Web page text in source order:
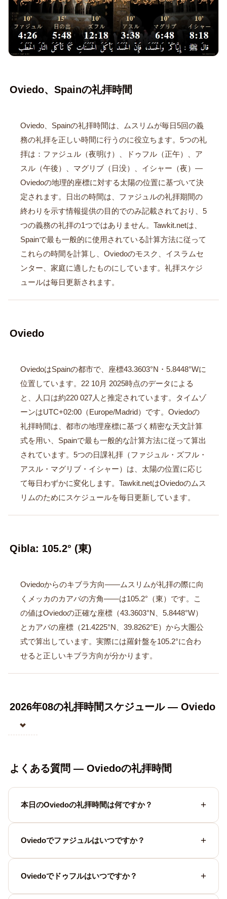
Oviedo、Spainの礼拝時間
Oviedo、Spainの礼拝時間は、ムスリムが毎日5回の義
務の礼拝を正しい時間に行うのに役立ちます。5つの礼
拝は：ファジュル（夜明け）、ドゥフル（正午）、ア
スル（午後）、マグリブ（日没）、イシャー（夜）—
Oviedoの地理的座標に対する太陽の位置に基づいて決
定されます。日出の時間は、ファジュルの礼拝期間の
終わりを示す情報提供の目的でのみ記載されており、5
つの義務の礼拝の1つではありません。Tawkit.netは、
Spainで最も一般的に使用されている計算方法に従って
これらの時間を計算し、Oviedoのモスク、イスラムセ
ンター、家庭に適したものにしています。礼拝スケジ
ュールは毎日更新されます。
Oviedo
OviedoはSpainの都市で、座標43.3603°N・5.8448°Wに
位置しています。22 10月 2025時点のデータによる
と、人口は約220 027人と推定されています。タイムゾ
ーンはUTC+02:00（Europe/Madrid）です。Oviedoの
礼拝時間は、都市の地理座標に基づく精密な天文計算
式を用い、Spainで最も一般的な計算方法に従って算出
されています。5つの日課礼拝（ファジュル・ズフル・
アスル・マグリブ・イシャー）は、太陽の位置に応じ
て毎日わずかに変化します。Tawkit.netはOviedoのムス
リムのためにスケジュールを毎日更新しています。
Qibla: 105.2° (東)
Oviedoからのキブラ方向――ムスリムが礼拝の際に向
くメッカのカアバの方角――は105.2°（東）です。こ
の値はOviedoの正確な座標（43.3603°N、5.8448°W）
とカアバの座標（21.4225°N、39.8262°E）から大圏公
式で算出しています。実際には羅針盤を105.2°に合わ
せると正しいキブラ方向が分かります。
2026年08の礼拝時間スケジュール — Oviedo
よくある質問 — Oviedoの礼拝時間
本日のOviedoの礼拝時間は何ですか？
Oviedoでファジュルはいつですか？
Oviedoでドゥフルはいつですか？